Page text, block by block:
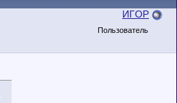
ИГOР
Пользователь